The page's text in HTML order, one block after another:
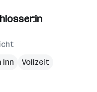
Inn
Vollzeit